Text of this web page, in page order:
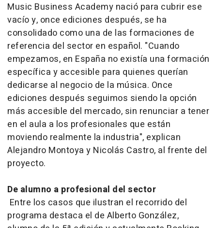
Music Business Academy nació para cubrir ese
vacío y, once ediciones después, se ha
consolidado como una de las formaciones de
referencia del sector en español. "Cuando
empezamos, en España no existía una formación
específica y accesible para quienes querían
dedicarse al negocio de la música. Once
ediciones después seguimos siendo la opción
más accesible del mercado, sin renunciar a tener
en el aula a los profesionales que están
moviendo realmente la industria", explican
Alejandro Montoya y Nicolás Castro, al frente del
proyecto.
De alumno a profesional del sector
Entre los casos que ilustran el recorrido del
programa destaca el de Alberto González,